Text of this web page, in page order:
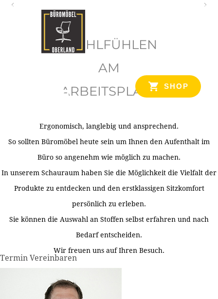
SHOP
WOHLFÜHLEN
AM
ARBEITSPLATZ
Ergonomisch, langlebig und ansprechend.
So sollten Büromöbel heute sein um Ihnen den Aufenthalt im
Büro so angenehm wie möglich zu machen.
In unserem Schauraum haben Sie die Möglichkeit die Vielfalt der
Produkte zu entdecken und den erstklassigen Sitzkomfort
persönlich zu erleben.
Sie können die Auswahl an Stoffen selbst erfahren und nach
Bedarf entscheiden.
Wir freuen uns auf Ihren Besuch.
Termin Vereinbaren